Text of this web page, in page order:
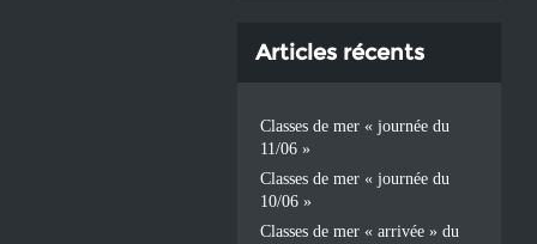
Articles récents
Classes de mer « journée du
11/06 »
Classes de mer « journée du
10/06 »
Classes de mer « arrivée » du